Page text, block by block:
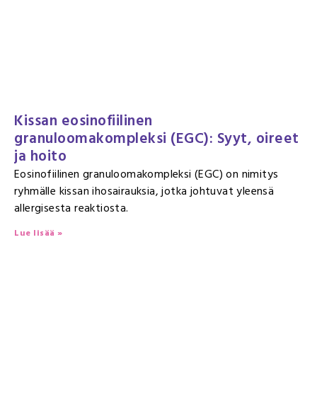
Kissan eosinofiilinen
granuloomakompleksi (EGC): Syyt, oireet
ja hoito
Eosinofiilinen granuloomakompleksi (EGC) on nimitys
ryhmälle kissan ihosairauksia, jotka johtuvat yleensä
allergisesta reaktiosta.
Lue lisää »